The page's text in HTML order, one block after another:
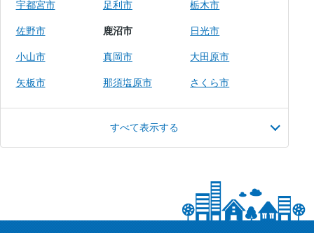
宇都宮市 足利市 栃木市
佐野市 鹿沼市 日光市
小山市 真岡市 大田原市
矢板市 那須塩原市 さくら市
すべて表示する